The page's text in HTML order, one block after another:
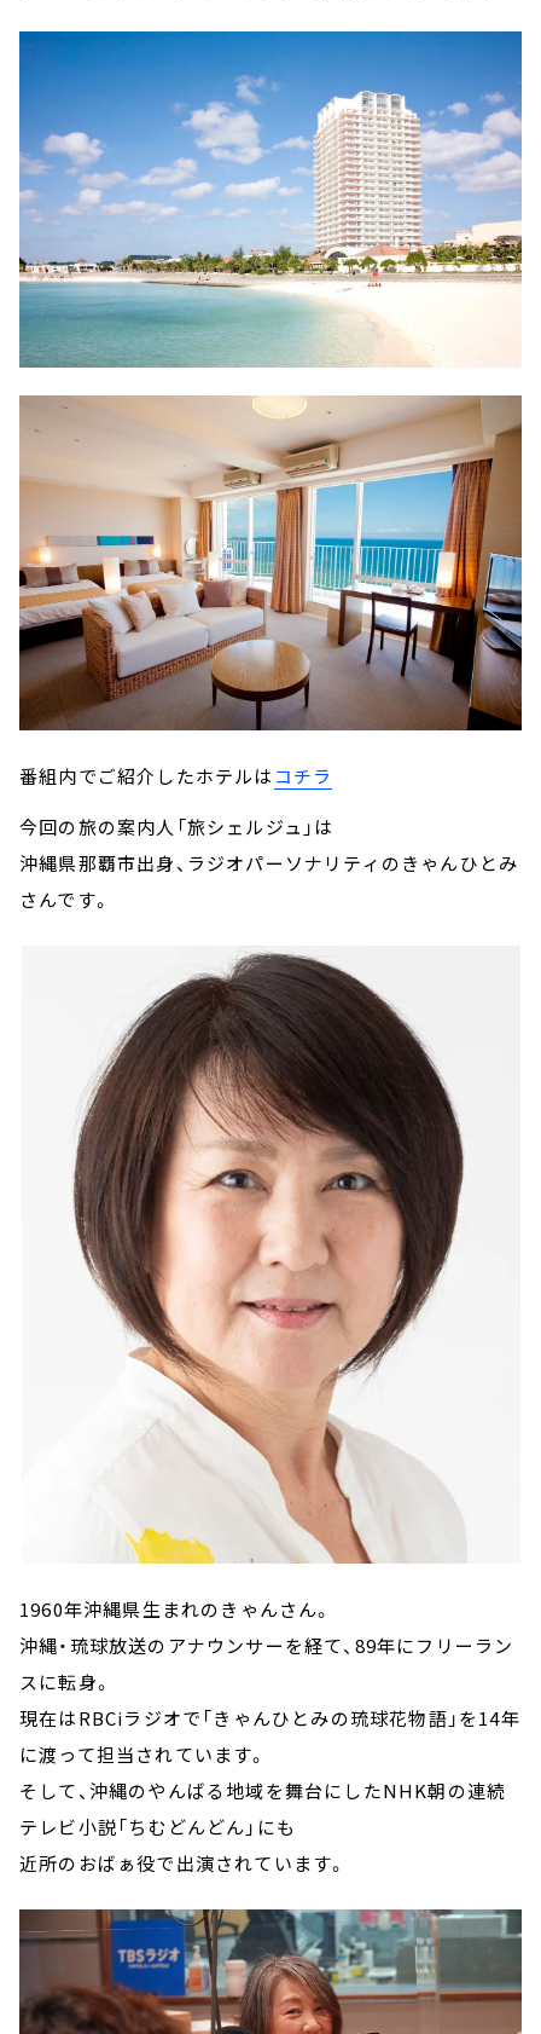
番組内でご紹介したホテルは コチラ
今回の旅の案内人「旅シェルジュ」は
沖縄県那覇市出身、ラジオパーソナリティのきゃんひとみ
さんです。
1960年沖縄県生まれのきゃんさん。
沖縄・琉球放送のアナウンサーを経て、89年にフリーラン
スに転身。
現在はRBCiラジオで「きゃんひとみの琉球花物語」を14年
に渡って担当されています。
そして、沖縄のやんばる地域を舞台にしたNHK朝の連続
テレビ小説「ちむどんどん」にも
近所のおばぁ役で出演されています。